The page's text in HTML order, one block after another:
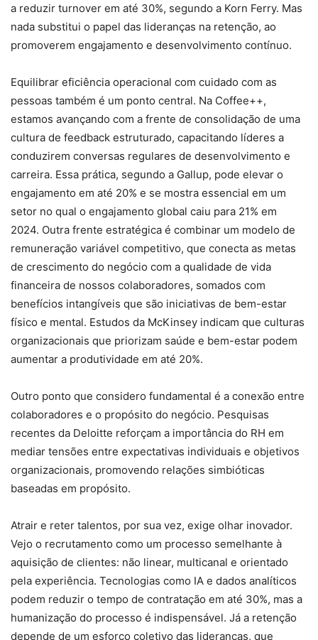
a reduzir turnover em até 30%, segundo a Korn Ferry. Mas
nada substitui o papel das lideranças na retenção, ao
promoverem engajamento e desenvolvimento contínuo.
Equilibrar eficiência operacional com cuidado com as
pessoas também é um ponto central. Na Coffee++,
estamos avançando com a frente de consolidação de uma
cultura de feedback estruturado, capacitando líderes a
conduzirem conversas regulares de desenvolvimento e
carreira. Essa prática, segundo a Gallup, pode elevar o
engajamento em até 20% e se mostra essencial em um
setor no qual o engajamento global caiu para 21% em
2024. Outra frente estratégica é combinar um modelo de
remuneração variável competitivo, que conecta as metas
de crescimento do negócio com a qualidade de vida
financeira de nossos colaboradores, somados com
benefícios intangíveis que são iniciativas de bem-estar
físico e mental. Estudos da McKinsey indicam que culturas
organizacionais que priorizam saúde e bem-estar podem
aumentar a produtividade em até 20%.
Outro ponto que considero fundamental é a conexão entre
colaboradores e o propósito do negócio. Pesquisas
recentes da Deloitte reforçam a importância do RH em
mediar tensões entre expectativas individuais e objetivos
organizacionais, promovendo relações simbióticas
baseadas em propósito.
Atrair e reter talentos, por sua vez, exige olhar inovador.
Vejo o recrutamento como um processo semelhante à
aquisição de clientes: não linear, multicanal e orientado
pela experiência. Tecnologias como IA e dados analíticos
podem reduzir o tempo de contratação em até 30%, mas a
humanização do processo é indispensável. Já a retenção
depende de um esforço coletivo das lideranças, que